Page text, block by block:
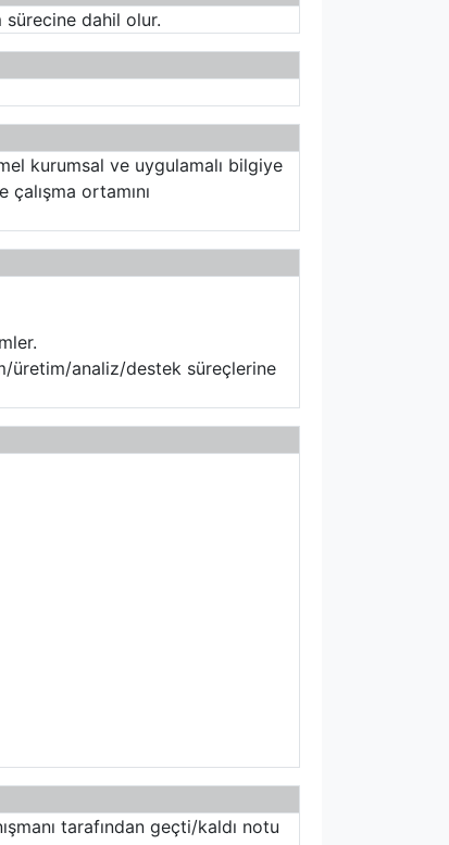
dahil olur.
kurumsal ve uygulamalı bilgiye
ortamını
üretim/analiz/destek süreçlerine
tarafından geçti/kaldı notu